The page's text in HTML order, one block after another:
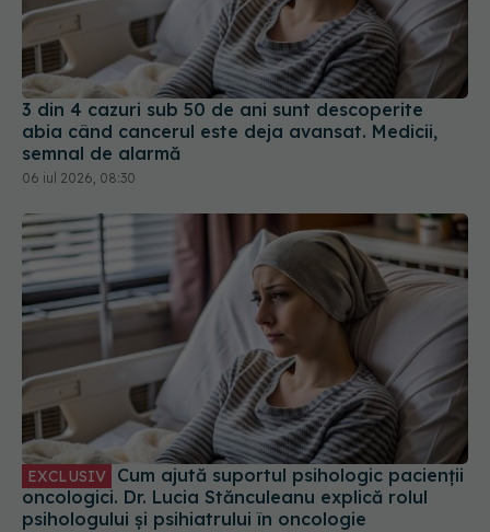
3 din 4 cazuri sub 50 de ani sunt descoperite
abia când cancerul este deja avansat. Medicii,
semnal de alarmă
06 iul 2026, 08:30
EXCLUSIV
oncologici. Dr. Lucia Stănculeanu explică rolul
psihologului și psihiatrului în oncologie